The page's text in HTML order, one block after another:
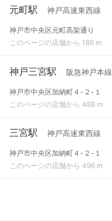
元町駅 神戸高速東西線
神戸市中央区元町高架通り
このページの店舗から 186 m
神戸三宮駅 阪急神戸本線
神戸市中央区加納町４-２-１
このページの店舗から 488 m
三宮駅 神戸高速東西線
神戸市中央区加納町４-２-１
このページの店舗から 496 m